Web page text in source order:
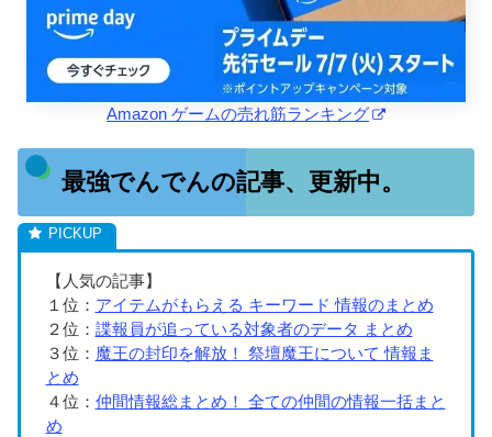
Amazon ゲームの売れ筋ランキング
最強でんでんの記事、更新中。
【人気の記事】
１位： アイテムがもらえる キーワード 情報のまとめ
２位： 諜報員が追っている対象者のデータ まとめ
３位： 魔王の封印を解放！ 祭壇魔王について 情報ま
とめ
４位： 仲間情報総まとめ！ 全ての仲間の情報一括まと
め